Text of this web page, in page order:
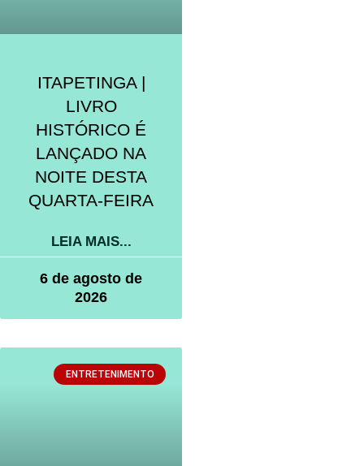
ITAPETINGA |
LIVRO
HISTÓRICO É
LANÇADO NA
NOITE DESTA
QUARTA-FEIRA
LEIA MAIS...
6 de agosto de
2026
ENTRETENIMENTO